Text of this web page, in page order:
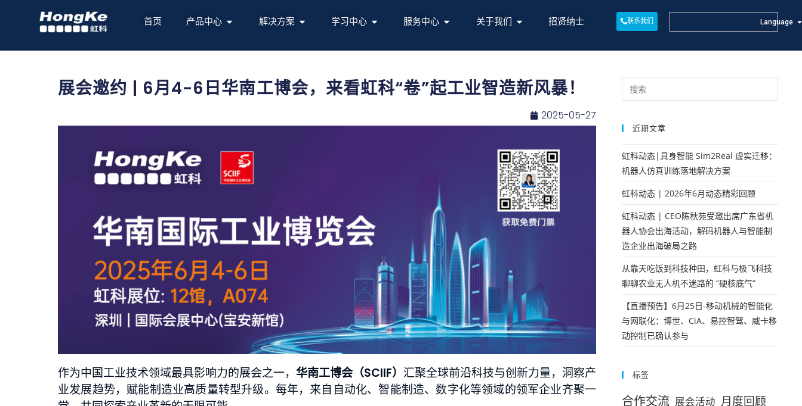
首页 产品中心 解决方案 学习中心 服务中心 关于我们 招贤纳士 联系我们 Language
展会邀约 | 6月4-6日华南工博会，来看虹科“卷”起工业智造新风暴！
2025-05-27
作为中国工业技术领域最具影响力的展会之一， 华南工博会（SCIIF） 汇聚全球前沿科技与创新力量，洞察产
业发展趋势，赋能制造业高质量转型升级。每年，来自自动化、智能制造、数字化等领域的领军企业齐聚一
近期文章
虹科动态|具身智能 Sim2Real 虚实迁移：
机器人仿真训练落地解决方案
虹科动态 | 2026年6月动态精彩回顾
虹科动态 | CEO陈秋苑受邀出席广东省机
器人协会出海活动，解码机器人与智能制
造企业出海破局之路
从靠天吃饭到科技种田，虹科与极飞科技
聊聊农业无人机不迷路的 “硬核底气”
【直播预告】6月25日-移动机械的智能化
与网联化：博世、CiA、易控智驾、威卡移
动控制已确认参与
标签
合作交流 展会活动 月度回顾